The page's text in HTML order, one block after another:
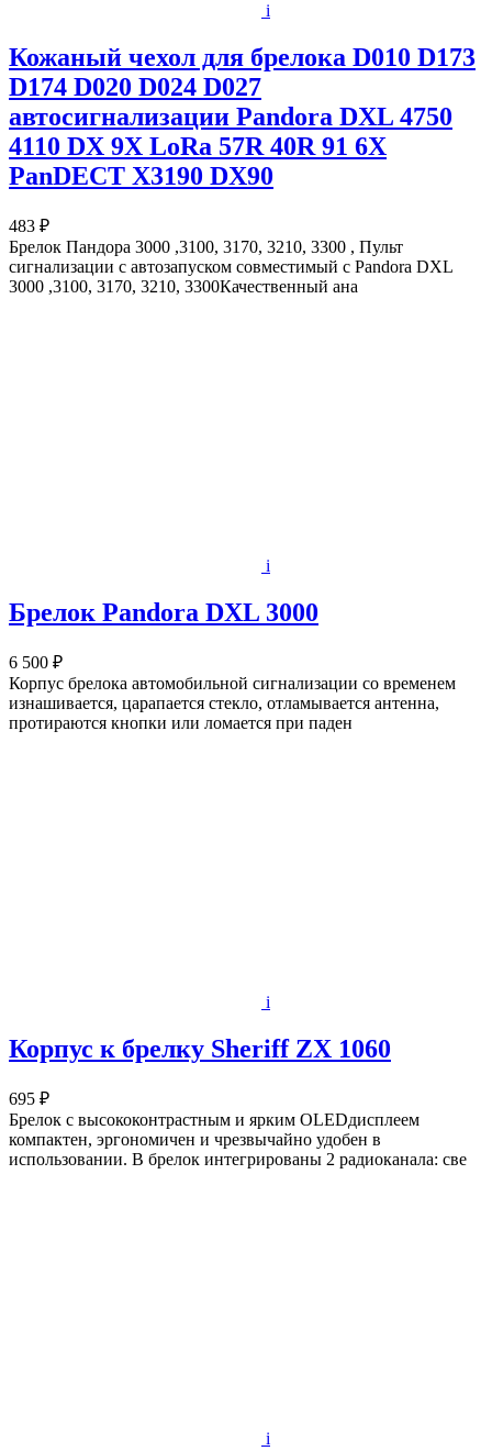
i
Кожаный чехол для брелока D010 D173
D174 D020 D024 D027
автосигнализации Pandora DXL 4750
4110 DX 9X LoRa 57R 40R 91 6X
PanDECT X3190 DX90
483 ₽
Брелок Пандора 3000 ,3100, 3170, 3210, 3300 , Пульт
сигнализации с автозапуском совместимый с Pandora DXL
3000 ,3100, 3170, 3210, 3300Качественный ана
i
Брелок Pandora DXL 3000
6 500 ₽
Корпус брелока автомобильной сигнализации со временем
изнашивается, царапается стекло, отламывается антенна,
протираются кнопки или ломается при паден
i
Корпус к брелку Sheriff ZX 1060
695 ₽
Брелок с высококонтрастным и ярким OLEDдисплеем
компактен, эргономичен и чрезвычайно удобен в
использовании. В брелок интегрированы 2 радиоканала: све
i